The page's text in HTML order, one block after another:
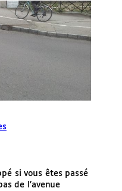
si vous êtes passé
de l’avenue